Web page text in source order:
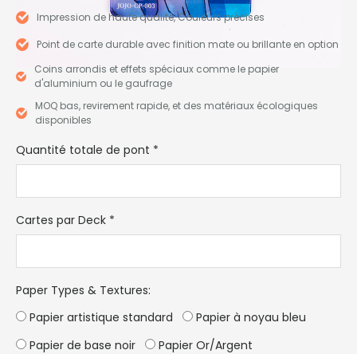
Impression de haute qualité, Couleurs précises
Point de carte durable avec finition mate ou brillante en option
Coins arrondis et effets spéciaux comme le papier
d'aluminium ou le gaufrage
MOQ bas, revirement rapide, et des matériaux écologiques
disponibles
Quantité totale de pont *
Cartes par Deck *
Paper Types & Textures:
Papier artistique standard
Papier à noyau bleu
Papier de base noir
Papier Or/Argent